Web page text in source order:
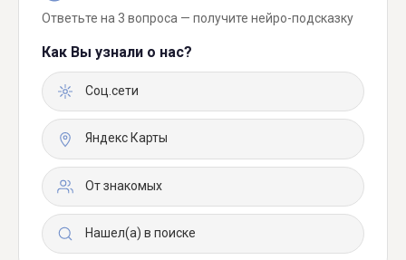
Ответьте на 3 вопроса — получите нейро-подсказку
Как Вы узнали о нас?
Соц.сети
Яндекс Карты
От знакомых
Нашел(а) в поиске